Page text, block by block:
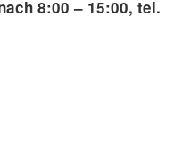
8:00 – 15:00, tel.